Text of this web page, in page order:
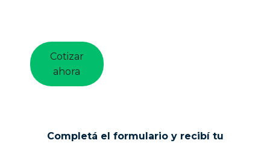
Cotizar
ahora
Completá el formulario y recibí tu